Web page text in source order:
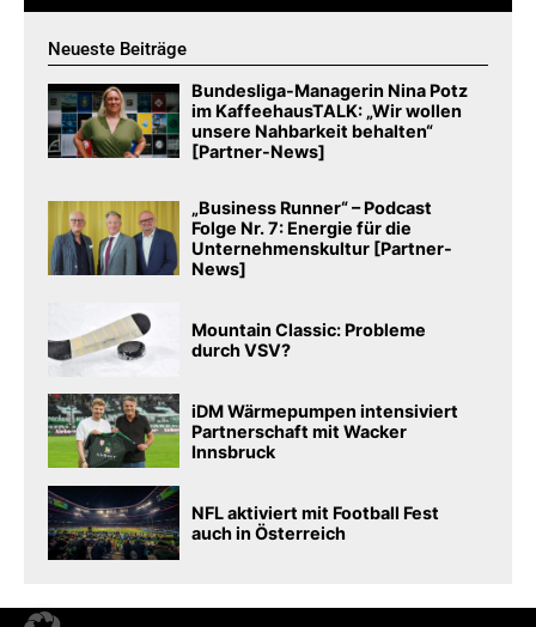
Neueste Beiträge
Bundesliga-Managerin Nina Potz
im KaffeehausTALK: „Wir wollen
unsere Nahbarkeit behalten“
[Partner-News]
„Business Runner“ – Podcast
Folge Nr. 7: Energie für die
Unternehmenskultur [Partner-
News]
Mountain Classic: Probleme
durch VSV?
iDM Wärmepumpen intensiviert
Partnerschaft mit Wacker
Innsbruck
NFL aktiviert mit Football Fest
auch in Österreich